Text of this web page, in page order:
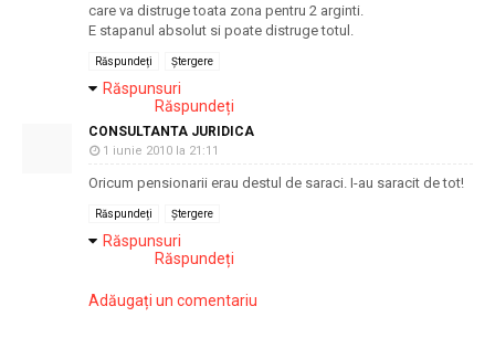
care va distruge toata zona pentru 2 arginti.
E stapanul absolut si poate distruge totul.
Răspundeți Ștergere
Răspunsuri
Răspundeți
CONSULTANTA JURIDICA
1 iunie 2010 la 21:11
Oricum pensionarii erau destul de saraci. I-au saracit de tot!
Răspundeți Ștergere
Răspunsuri
Răspundeți
Adăugați un comentariu